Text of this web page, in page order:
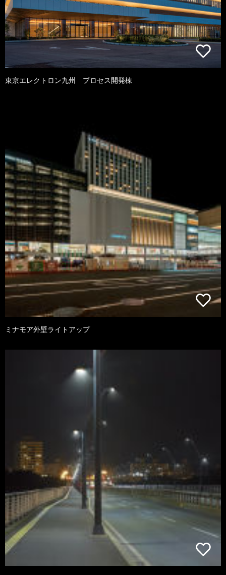
東京エレクトロン九州 プロセス開発棟
ミナモア外壁ライトアップ